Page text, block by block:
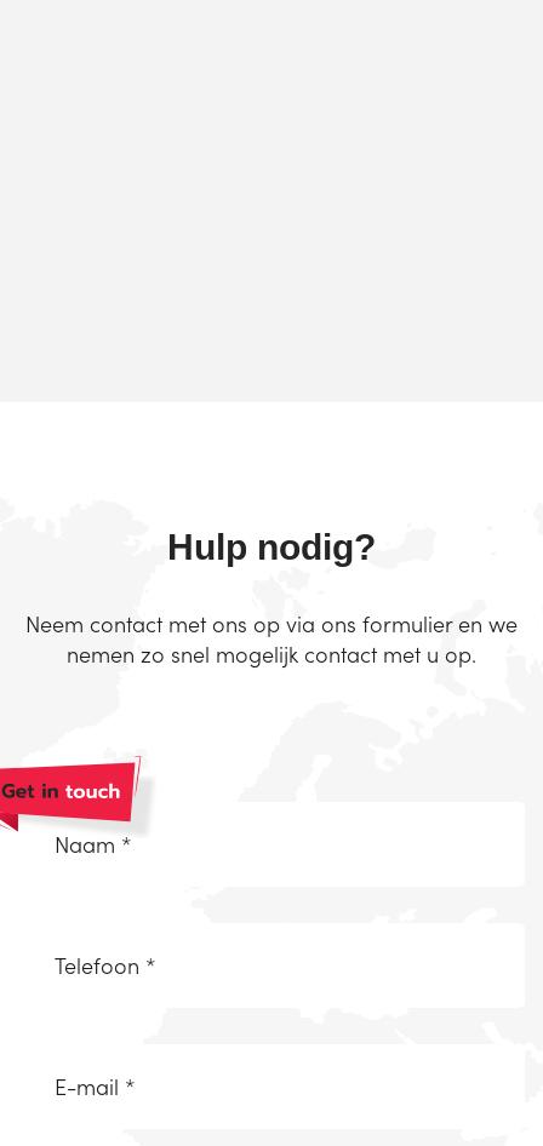
Hulp nodig?
Neem contact met ons op via ons formulier en we
nemen zo snel mogelijk contact met u op.
Naam
(Vereist)
(Vereist)